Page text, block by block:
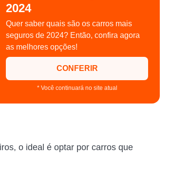
2024
Quer saber quais são os carros mais
seguros de 2024? Então, confira agora
as melhores opções!
CONFERIR
* Você continuará no site atual
o ideal é optar por carros que